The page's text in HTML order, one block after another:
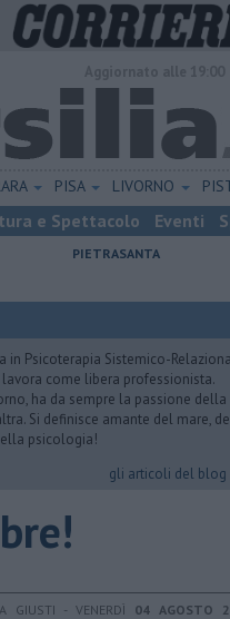
PISA LIVORNO
e Spettacolo Eventi
PIETRASANTA
in Psicoterapia Sistemico-
lavora come libera professionista.
ha da sempre la passione della
Si definisce amante del mare,
psicologia!
gli articoli del blog
GIUSTI - VENERDÌ 04 AGOSTO